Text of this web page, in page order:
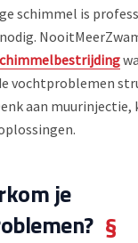
schimmel is
vochtproblemen
aan
je
§